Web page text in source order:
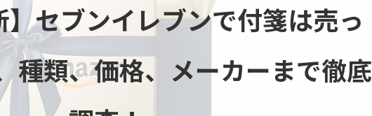
】セブンイレブンで付箋は売っ
種類、価格、メーカーまで徹底